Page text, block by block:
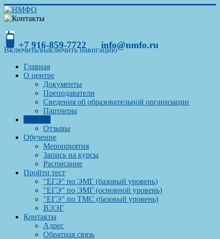
+7 916-859-7722 info@nmfo.ru
Включить/выключить навигацию
Главная
О центре
Документы
Преподаватели
Сведения об образовательной организации
Партнеры
Отзывы
Обучение
Мероприятия
Запись на курсы
Расписание
Пройти тест
"ЕГЭ" по ЭМГ (базовый уровень)
"ЕГЭ" по ЭМГ (основной уровень)
"ЕГЭ" по ТМС (базовый уровень)
ВЭЭГ
Контакты
Адрес
Обратная связь